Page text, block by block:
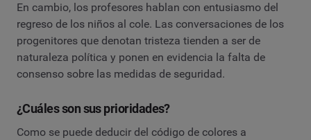
En cambio, los profesores hablan con entusiasmo del
regreso de los niños al cole. Las conversaciones de los
progenitores que denotan tristeza tienden a ser de
naturaleza política y ponen en evidencia la falta de
consenso sobre las medidas de seguridad.
¿Cuáles son sus prioridades?
Como se puede deducir del código de colores a